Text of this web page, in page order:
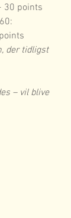
+ 30 points
over 60:
points
der tidligst
– vil blive